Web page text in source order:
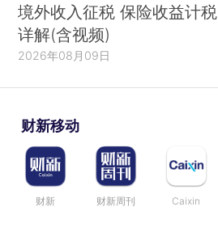
境外收入征税 保险收益计税
详解(含视频)
2026年08月09日
财新移动
财新 财新周刊 Caixin